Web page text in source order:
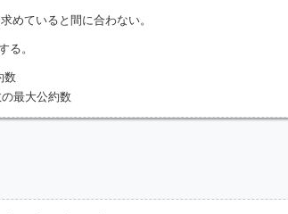
めていると間に合わない。
る。
数
最大公約数